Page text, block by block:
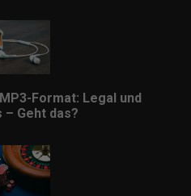
Format: Legal und
Geht das?